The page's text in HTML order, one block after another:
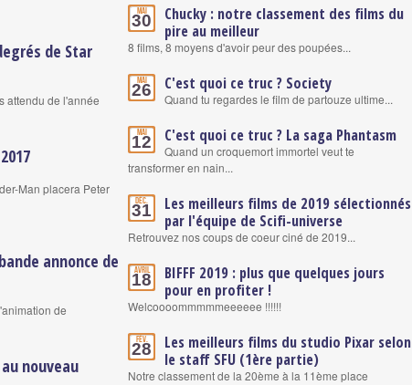
de Star
attendu de l'année
Man placera Peter
annonce de
de
nouveau
Mai
30
Chucky : notre classement des films du
pire au meilleur
8 films, 8 moyens d'avoir peur des poupées...
Mai
26 C'est quoi ce truc ? Society
Quand tu regardes le film de partouze ultime...
Mai
12 C'est quoi ce truc ? La saga Phantasm
Quand un croquemort immortel veut te
transformer en nain...
Déc.
31
Les meilleurs films de 2019 sélectionnés
par l'équipe de Scifi-universe
Retrouvez nos coups de coeur ciné de 2019...
Avril
18
BIFFF 2019 : plus que quelques jours
pour en profiter !
Welcoooommmmmeeeeee !!!!!!
Fév.
28
Les meilleurs films du studio Pixar selon
le staff SFU (1ère partie)
Notre classement de la 20ème à la 11ème place